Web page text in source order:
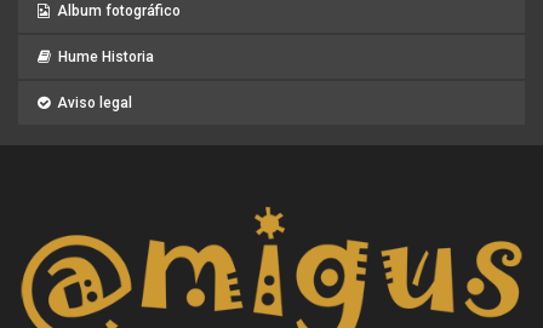
Album fotográfico
Hume Historia
Aviso legal